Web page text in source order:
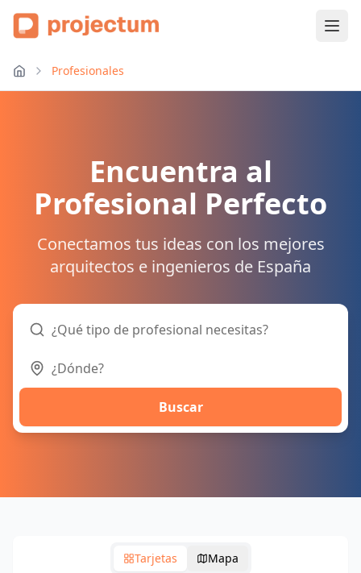
Profesionales
Encuentra al
Profesional Perfecto
Conectamos tus ideas con los mejores
arquitectos e ingenieros de España
Buscar
Tarjetas
Mapa